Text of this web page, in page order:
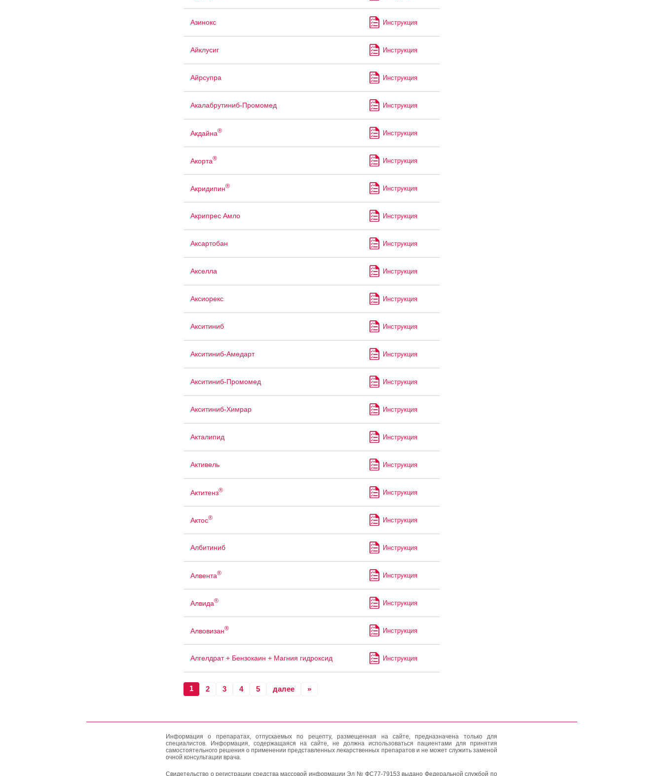
Азинокс Инструкция
Айклусиг Инструкция
Айрсупра Инструкция
Акалабрутиниб-Промомед Инструкция
Акдайна® Инструкция
Акорта® Инструкция
Акридипин® Инструкция
Акрипрес Амло Инструкция
Аксартобан Инструкция
Акселла Инструкция
Аксиорекс Инструкция
Акситиниб Инструкция
Акситиниб-Амедарт Инструкция
Акситиниб-Промомед Инструкция
Акситиниб-Химрар Инструкция
Акталипид Инструкция
Активель Инструкция
Актитенз® Инструкция
Актос® Инструкция
Албитиниб Инструкция
Алвента® Инструкция
Алвида® Инструкция
Алвовизан® Инструкция
Алгелдрат + Бензокаин + Магния гидроксид Инструкция
1 2 3 4 5 далее »
Информация о препаратах, отпускаемых по рецепту, размещенная на сайте, предназначена только для
специалистов. Информация, содержащаяся на сайте, не должна использоваться пациентами для принятия
самостоятельного решения о применении представленных лекарственных препаратов и не может служить заменой
очной консультации врача.
Свидетельство о регистрации средства массовой информации Эл № ФС77-79153 выдано Федеральной службой по